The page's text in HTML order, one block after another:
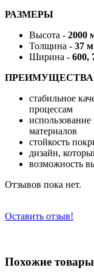
РАЗМЕРЫ
Высота - 2000
Толщина - 37
Ширина - 600,
ПРЕИМУЩЕСТВА
стабильное
процессам
использование
материалов
стойкость
дизайн,
возможность
Отзывов пока нет.
Оставить отзыв!
Похожие товары